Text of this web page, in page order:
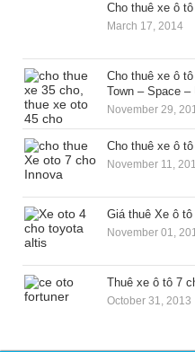
Cho thuê xe ô
March 17, 2014
Cho thuê xe ô
Town – Space –
November 29,
Cho thuê xe ô
November 11,
Giá thuê Xe ô
November 01,
Thuê xe ô tô 7
October 31, 2013